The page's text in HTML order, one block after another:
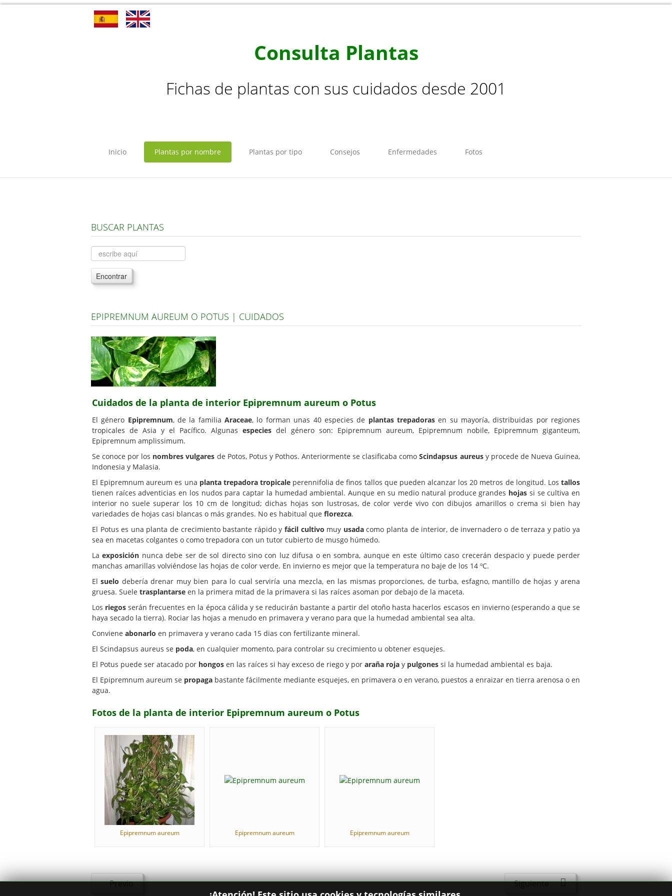
Consulta Plantas
Fichas de plantas con sus cuidados desde 2001
Inicio Plantas por nombre Plantas por tipo Consejos Enfermedades Fotos
BUSCAR PLANTAS
Encontrar
EPIPREMNUM AUREUM O POTUS | CUIDADOS
Cuidados de la planta de interior Epipremnum aureum o Potus
El género Epipremnum, de la familiaAraceae, lo forman unas 40 especies de plantas trepadorasen su mayoría, distribuidas por regiones
tropicales de Asia y el Pacífico. Algunas especies del género son: Epipremnum aureum, Epipremnum nobile, Epipremnum giganteum,
Epipremnum amplissimum.
Se conoce por los nombres vulgares de Potos, Potus y Pothos. Anteriormente se clasificaba comoScindapsus aureusy procede de Nueva Guinea,
Indonesia y Malasia.
El Epipremnum aureum es una planta trepadora tropicale perennifolia de finos tallos que pueden alcanzar los 20 metros de longitud. Lostallos
tienen raíces adventicias en los nudos para captar la humedad ambiental. Aunque en su medio natural produce grandes hojas si se cultiva en
interior no suele superar los 10 cm de longitud; dichas hojas son lustrosas, de color verde vivo con dibujos amarillos o crema si bien hay
variedades de hojas casi blancas o más grandes. No es habitual que florezca.
El Potus es una planta de crecimiento bastante rápido y fácil cultivo muy usadacomo planta de interior, de invernadero o de terraza y patio ya
sea en macetas colgantes o como trepadora con un tutor cubierto de musgo húmedo.
Laexposición nunca debe ser de sol directo sino con luz difusa o en sombra, aunque en este último caso crecerán despacio y puede perder
manchas amarillas volviéndose las hojas de color verde. En invierno es mejor que la temperatura no baje de los 14 ºC.
Elsuelo debería drenar muy bien para lo cual serviría una mezcla, en las mismas proporciones, de turba, esfagno, mantillo de hojas y arena
gruesa. Suele trasplantarse en la primera mitad de la primavera si las raíces asoman por debajo de la maceta.
Los riegos serán frecuentes en la época cálida y se reducirán bastante a partir del otoño hasta hacerlos escasos en invierno (esperando a que se
haya secado la tierra). Rociar las hojas a menudo en primavera y verano para que la humedad ambiental sea alta.
Conviene abonarlo en primavera y verano cada 15 dias con fertilizante mineral.
El Scindapsus aureus se poda, en cualquier momento, para controlar su crecimiento u obtener esquejes.
El Potus puede ser atacado por hongos en las raíces si hay exceso de riego y por araña roja y pulgones si la humedad ambiental es baja.
El Epipremnum aureum se propaga bastante fácilmente mediante esquejes, en primavera o en verano, puestos a enraizar en tierra arenosa o en
agua.
Fotos de la planta de interior Epipremnum aureum o Potus
Epipremnum aureum Epipremnum aureum Epipremnum aureum
Previo Siguiente